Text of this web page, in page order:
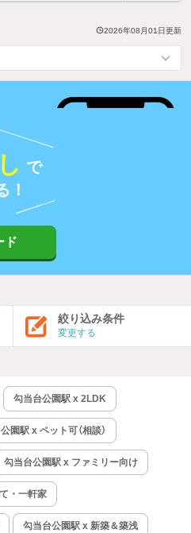
2026年08月01日更新
で
！
ド
絞り込み条件
変更する
勾当台公園駅 x 2LDK
園駅 x ペット可（相談）
勾当台公園駅 x ファミリー向け
・一軒家
勾当台公園駅 x 新築＆築浅